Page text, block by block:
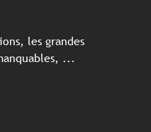
les grandes
...